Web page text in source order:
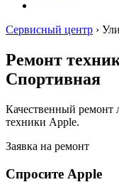
Сервисный центр ›
Ремонт
Спортивная
Качественный ремонт
техники Apple.
Заявка на ремонт
Спросите Apple